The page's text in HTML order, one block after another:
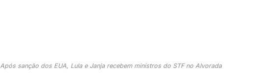
Após sanção dos EUA, Lula e Janja recebem ministros do STF no Alvorada